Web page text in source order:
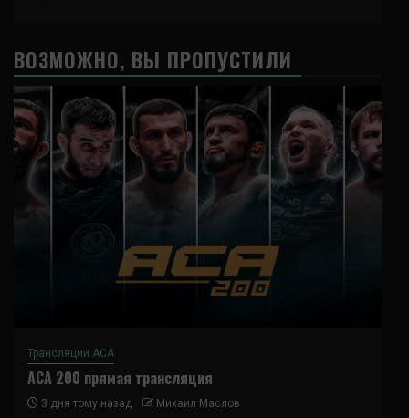
ВОЗМОЖНО, ВЫ ПРОПУСТИЛИ
Трансляции ACA
ACA 200 прямая трансляция
3 дня тому назад Михаил Маслов